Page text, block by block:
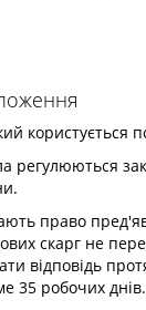
користується
регулюються
право
скарг не
відповідь
35 робочих днів.